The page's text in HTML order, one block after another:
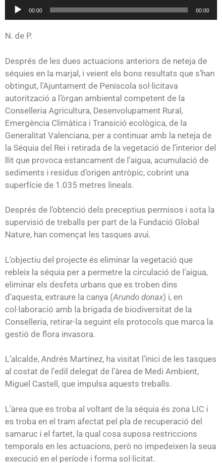
Reproductor
de
audio
00:00 00:00
N. de P.
Després de les dues actuacions anteriors de neteja de
séquies en la marjal, i veient els bons resultats que s’han
obtingut, l’Ajuntament de Peníscola sol·licitava
autorització a l’òrgan ambiental competent de la
Conselleria Agricultura, Desenvolupament Rural,
Emergència Climàtica i Transició ecològica, de la
Generalitat Valenciana, per a continuar amb la neteja de
la Séquia del Rei i retirada de la vegetació de l’interior del
llit que provoca estancament de l’aigua, acumulació de
sediments i residus d’origen antròpic, cobrint una
superfície de 1.035 metres lineals.
Després de l’obtenció dels preceptius permisos i sota la
supervisió de treballs per part de la Fundació Global
Nature, han començat les tasques avui.
L’objectiu del projecte és eliminar la vegetació que
rebleix la séquia per a permetre la circulació de l’aigua,
eliminar els desfets urbans que es troben dins
d’aquesta, extraure la canya (Arundo donax) i, en
col·laboració amb la brigada de biodiversitat de la
Conselleria, retirar-la seguint els protocols que marca la
gestió de flora invasora.
L’alcalde, Andrés Martínez, ha visitat l’inici de les tasques
al costat de l’edil delegat de l’àrea de Medi Ambient,
Miguel Castell, que impulsa aquests treballs.
L’àrea que es troba al voltant de la séquia és zona LIC i
es troba en el tram afectat pel pla de recuperació del
samaruc i el fartet, la qual cosa suposa restriccions
temporals en les actuacions, però no impedeixen la seua
execució en el període i forma sol·licitat.